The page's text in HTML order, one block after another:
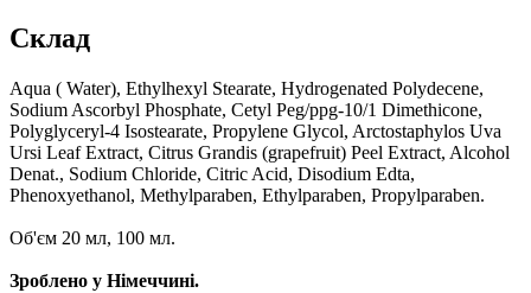
Склад
Aqua ( Water), Ethylhexyl Stearate, Hydrogenated Polydecene,
Sodium Ascorbyl Phosphate, Cetyl Peg/ppg-10/1 Dimethicone,
Polyglyceryl-4 Isostearate, Propylene Glycol, Arctostaphylos Uva
Ursi Leaf Extract, Citrus Grandis (grapefruit) Peel Extract, Alcohol
Denat., Sodium Chloride, Citric Acid, Disodium Edta,
Phenoxyethanol, Methylparaben, Ethylparaben, Propylparaben.
Об'єм 20 мл, 100 мл.
Зроблено у Німеччині.